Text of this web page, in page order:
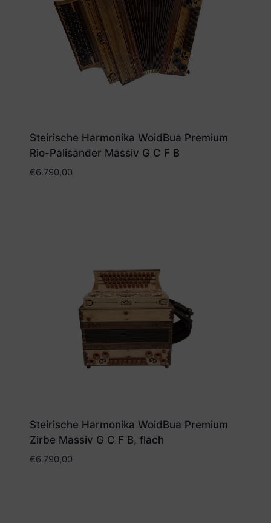
Steirische Harmonika WoidBua Premium
Rio-Palisander Massiv G C F B
€6.790,00
Steirische Harmonika WoidBua Premium
Zirbe Massiv G C F B, flach
€6.790,00